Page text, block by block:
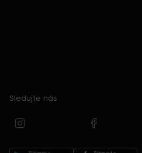
Sledujte nás